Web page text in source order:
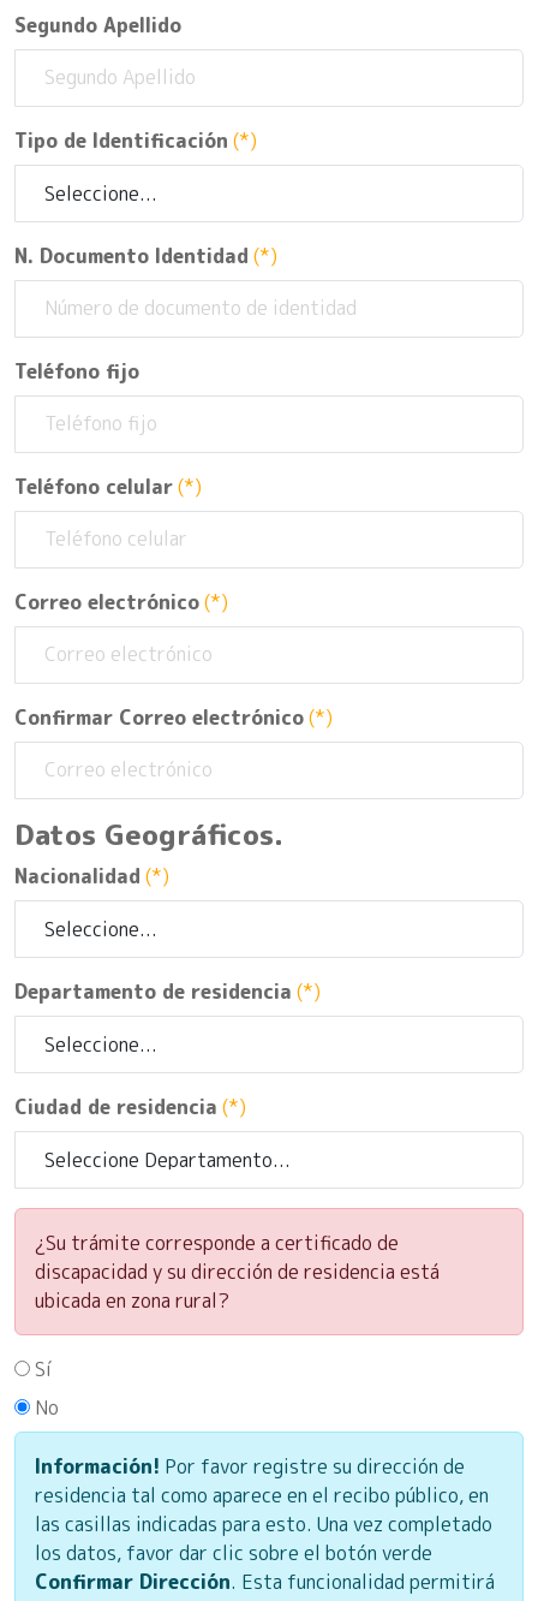
Segundo Apellido
Tipo de Identificación (*)
N. Documento Identidad (*)
Teléfono fijo
Teléfono celular(*)
Correo electrónico(*)
Confirmar Correo electrónico(*)
Datos Geográficos.
Nacionalidad (*)
Departamento de residencia (*)
Ciudad de residencia (*)
¿Su trámite corresponde a certificado de
discapacidad y su dirección de residencia está
ubicada en zona rural?
Sí
No
Información! Por favor registre su dirección de
residencia tal como aparece en el recibo público, en
las casillas indicadas para esto. Una vez completado
los datos, favor dar clic sobre el botón verde
Confirmar Dirección. Esta funcionalidad permitirá